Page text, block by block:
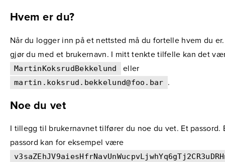
Hvem er du?
Når du logger inn på et nettsted må du fortelle hvem du
gjør du med et brukernavn. I mitt tenkte tilfelle kan det
MartinKoksrudBekkelund eller
martin.koksrud.bekkelund@foo.bar .
Noe du vet
I tillegg til brukernavnet tilfører du noe du vet. Et passord.
passord kan for eksempel være